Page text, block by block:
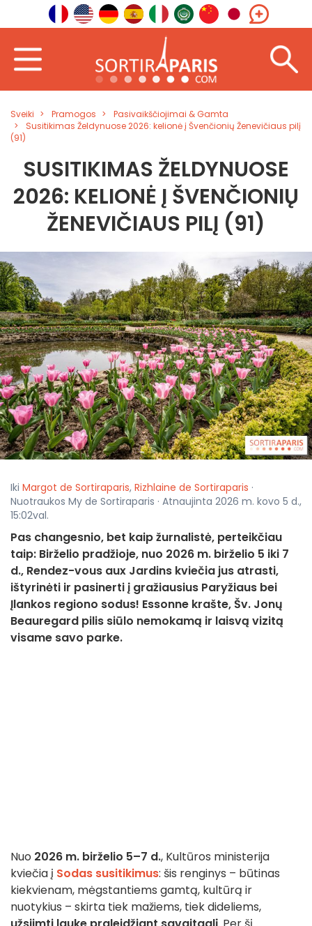
Sveiki Pramogos
Pasivaikščiojimai & Gamta
Susitikimas Želdynuose 2026: kelionė į Švenčionių Ženevičiaus pilį
(91)
SUSITIKIMAS ŽELDYNUOSE
2026: KELIONĖ Į ŠVENČIONIŲ
ŽENEVIČIAUS PILĮ (91)
Iki Margot de Sortiraparis, Rizhlaine de Sortiraparis ·
Nuotraukos My de Sortiraparis · Atnaujinta 2026 m. kovo 5 d.,
15:02val.
Pas changesnio, bet kaip žurnalistė, perteikčiau
taip: Birželio pradžioje, nuo 2026 m. birželio 5 iki 7
d., Rendez-vous aux Jardins kviečia jus atrasti,
ištyrinėti ir pasinerti į gražiausius Paryžiaus bei
Įlankos regiono sodus! Essonne krašte, Šv. Jonų
Beauregard pilis siūlo nemokamą ir laisvą vizitą
visame savo parke.
Nuo 2026 m. birželio 5–7 d., Kultūros ministerija
kviečia į Sodas susitikimus: šis renginys – būtinas
kiekvienam, mėgstantiems gamtą, kultūrą ir
nuotykius – skirta tiek mažiems, tiek dideliems,